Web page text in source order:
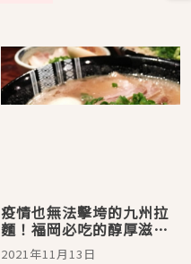
疫情也無法擊垮的九州拉
麵！福岡必吃的醇厚滋味
「博多一双拉麵」
2021年11月13日